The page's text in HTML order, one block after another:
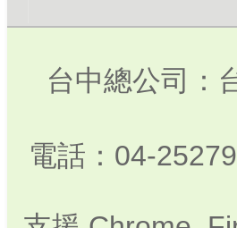
台中總公司：
電話：04-